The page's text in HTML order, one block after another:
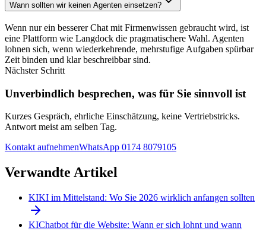
Wann sollten wir keinen Agenten einsetzen?
Wenn nur ein besserer Chat mit Firmenwissen gebraucht wird, ist
eine Plattform wie Langdock die pragmatischere Wahl. Agenten
lohnen sich, wenn wiederkehrende, mehrstufige Aufgaben spürbar
Zeit binden und klar beschreibbar sind.
Nächster Schritt
Unverbindlich besprechen, was für Sie sinnvoll ist
Kurzes Gespräch, ehrliche Einschätzung, keine Vertriebstricks.
Antwort meist am selben Tag.
Kontakt aufnehmenWhatsApp 0174 8079105
Verwandte Artikel
KIKI im Mittelstand: Wo Sie 2026 wirklich anfangen sollten
KIChatbot für die Website: Wann er sich lohnt und wann